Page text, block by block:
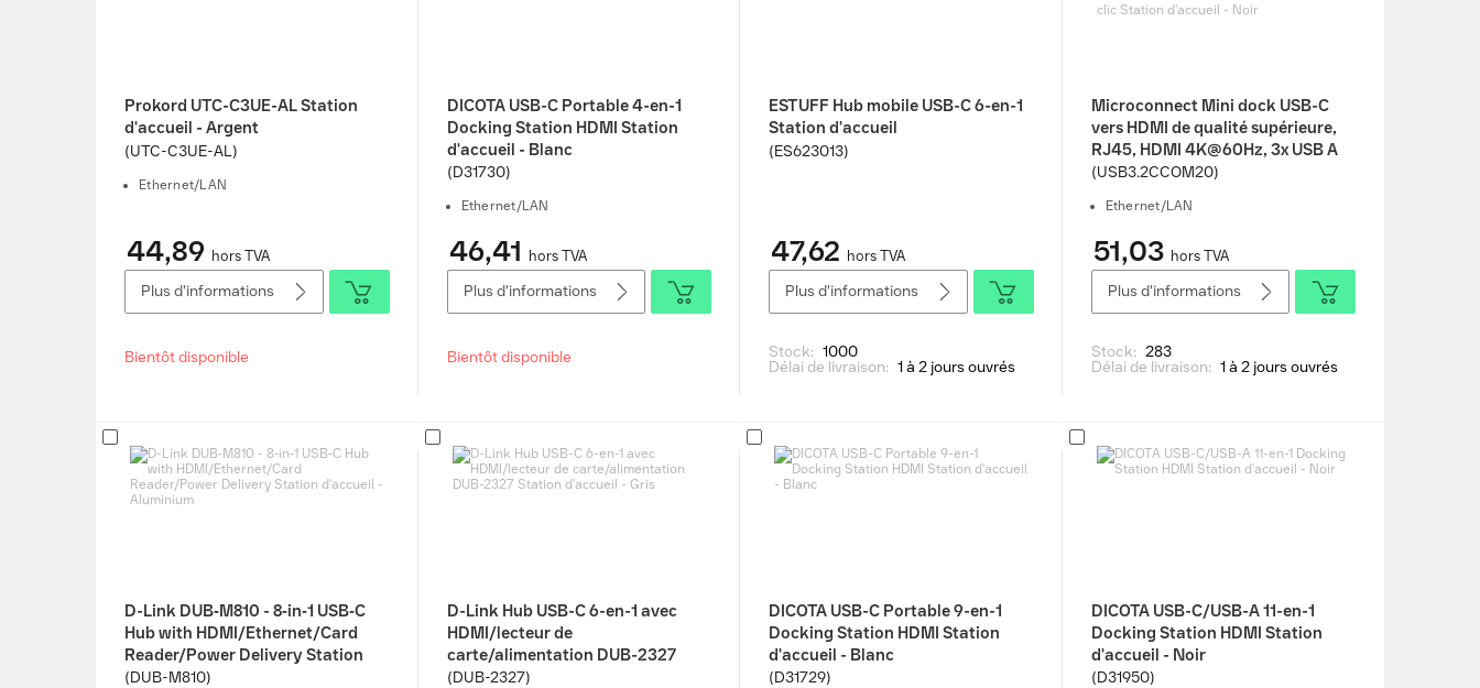
Prokord UTC-C3UE-AL Station
d'accueil - Argent
(UTC-C3UE-AL)
Ethernet/LAN
44,89 hors TVA
Plus d'informations
Bientôt disponible
DICOTA USB-C Portable 4-en-1
Docking Station HDMI Station
d'accueil - Blanc
(D31730)
Ethernet/LAN
46,41 hors TVA
Plus d'informations
Bientôt disponible
ESTUFF Hub mobile USB-C 6-en-1
Station d'accueil
(ES623013)
47,62 hors TVA
Plus d'informations
Stock: 1000
Délai de livraison: 1 à 2 jours ouvrés
Microconnect Mini dock USB-C
vers HDMI de qualité supérieure,
RJ45, HDMI 4K@60Hz, 3x USB A
3.2, PD jusqu'à 100W, avec
Station d'accueil - Noir
(USB3.2CCOM20)
Ethernet/LAN
51,03 hors TVA
Plus d'informations
Stock: 283
Délai de livraison: 1 à 2 jours ouvrés
D-Link DUB‑M810 - 8‑in‑1 USB‑C
Hub with HDMI/Ethernet/Card
Reader/Power Delivery Station
d'accueil - Aluminium
(DUB-M810)
D-Link Hub USB-C 6-en-1 avec
HDMI/lecteur de
carte/alimentation DUB-2327
Station d'accueil - Gris
(DUB-2327)
DICOTA USB-C Portable 9-en-1
Docking Station HDMI Station
d'accueil - Blanc
(D31729)
DICOTA USB-C/USB-A 11-en-1
Docking Station HDMI Station
d'accueil - Noir
(D31950)